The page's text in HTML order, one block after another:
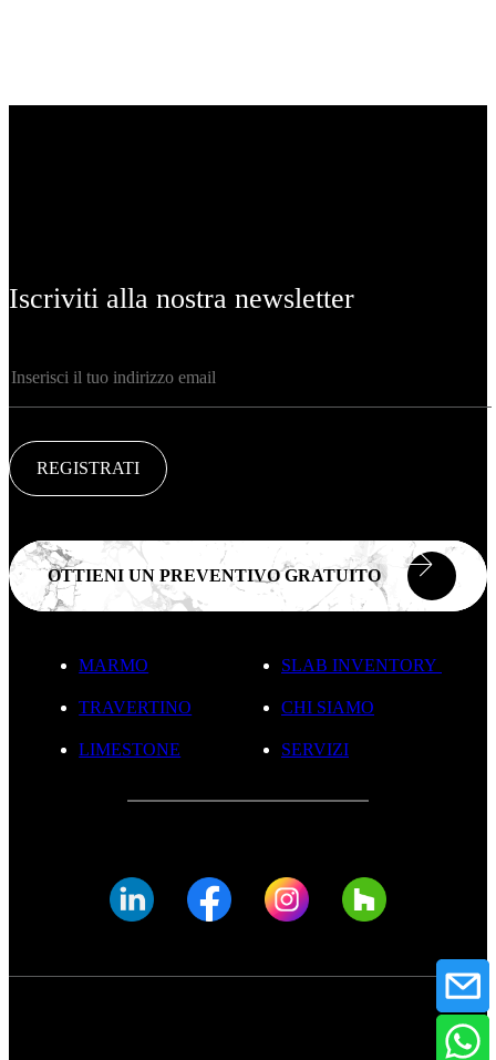
Iscriviti alla nostra newsletter
REGISTRATI
OTTIENI UN PREVENTIVO GRATUITO
MARMO
TRAVERTINO
LIMESTONE
CHI SIAMO
SLAB INVENTORY
SERVIZI